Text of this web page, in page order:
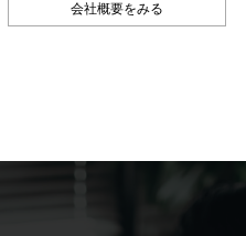
会社概要をみる